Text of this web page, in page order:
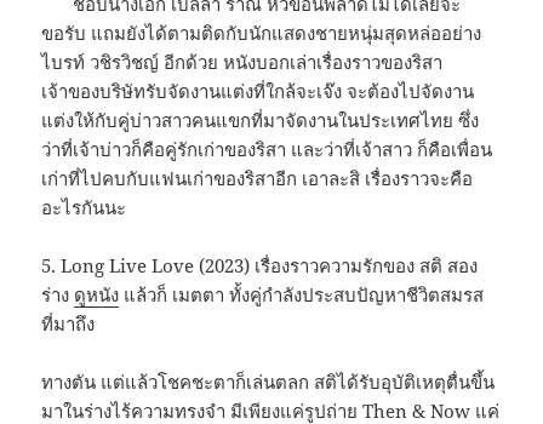
ขอรับ แถมยังได้ตามติดกับนักแสดงชายหนุ่มสุดหล่ออย่าง
ไบรท์ วชิรวิชญ์ อีกด้วย หนังบอกเล่าเรื่องราวของริสา
เจ้าของบริษัทรับจัดงานแต่งที่ใกล้จะเจ๊ง จะต้องไปจัดงาน
แต่งให้กับคู่บ่าวสาวคนแขกที่มาจัดงานในประเทศไทย ซึ่ง
ว่าที่เจ้าบ่าวก็คือคู่รักเก่าของริสา และว่าที่เจ้าสาว ก็คือเพื่อน
เก่าที่ไปคบกับแฟนเก่าของริสาอีก เอาละสิ เรื่องราวจะคือ
อะไรกันนะ
5. Long Live Love (2023) เรื่องราวความรักของ สติ สอง
ร่าง ดูหนัง แล้วก็ เมตตา ทั้งคู่กำลังประสบปัญหาชีวิตสมรส
ที่มาถึง
ทางตัน แต่แล้วโชคชะตาก็เล่นตลก สติได้รับอุบัติเหตุตื่นขึ้น
มาในร่างไร้ความทรงจำ มีเพียงแค่รูปถ่าย Then & Now แค่